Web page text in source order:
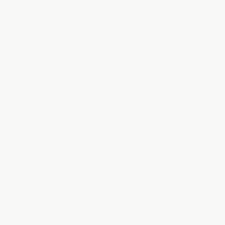
Румыния, Александра